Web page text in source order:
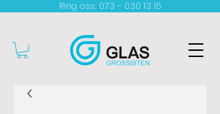
Ring oss: 073 - 030 13 15​